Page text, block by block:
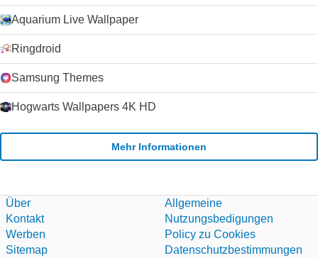
Aquarium Live Wallpaper
Ringdroid
Samsung Themes
Hogwarts Wallpapers 4K HD
Mehr Informationen
Über
Kontakt
Werben
Sitemap
Allgemeine
Nutzungsbedigungen
Policy zu Cookies
Datenschutzbestimmungen